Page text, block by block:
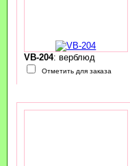
VB-204: верблюд
Отметить для заказа